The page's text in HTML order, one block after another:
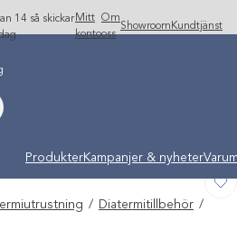
14 så skickar Mitt
konto
Om
oss
Showroom Kundtjänst
Undermeny stängd: Varumärken
ProdukterKampanjer & nyheter
/ Diatermitillbehör /